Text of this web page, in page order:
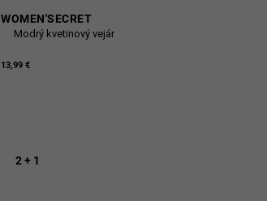
WOMEN'SECRET
Modrý kvetinový vejár
13,99 €
2 + 1